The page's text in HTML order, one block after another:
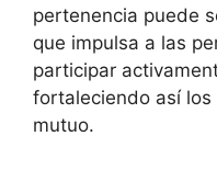
pertenencia puede
que impulsa a las
participar
fortaleciendo así los
mutuo.